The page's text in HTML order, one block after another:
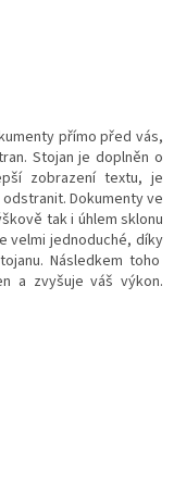
přímo před vás,
Stojan je doplněn o
zobrazení textu, je
Dokumenty ve
tak i úhlem sklonu
velmi jednoduché, díky
Následkem toho
a zvyšuje váš výkon.